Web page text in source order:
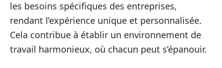
les besoins spécifiques des entreprises,
rendant l’expérience unique et personnalisée.
Cela contribue à établir un environnement de
travail harmonieux, où chacun peut s’épanouir.